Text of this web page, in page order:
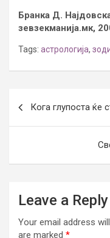
Бранка Д.
зевзекманија.мк,
Tags: астрологија,
navigation
Кога глупоста ќе
Leave a Reply
Your email address
are marked *